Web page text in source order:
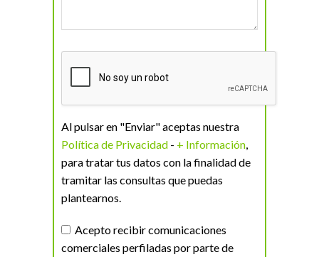
Al pulsar en "Enviar" aceptas nuestra
Política de Privacidad - + Información,
para tratar tus datos con la finalidad de
tramitar las consultas que puedas
plantearnos.
Acepto recibir comunicaciones
comerciales perfiladas por parte de